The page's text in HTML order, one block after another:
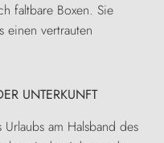
faltbare Boxen. Sie
einen vertrauten
UNTERKUNFT
am Halsband des